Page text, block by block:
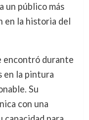
un público más
en la historia del
encontró durante
en la pintura
Su
con una